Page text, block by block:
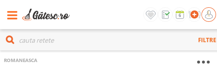
FILTRE
ROMANEASCA